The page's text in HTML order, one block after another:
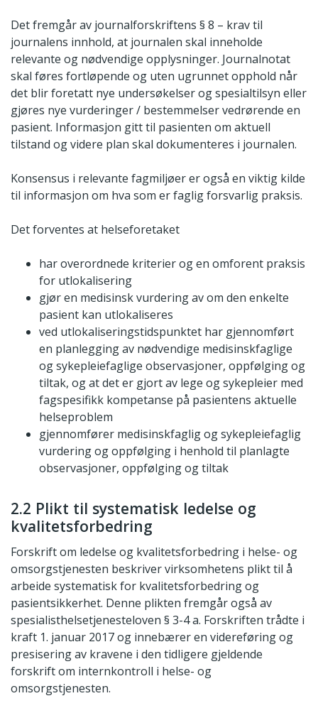
Det fremgår av journalforskriftens § 8 – krav til
journalens innhold, at journalen skal inneholde
relevante og nødvendige opplysninger. Journalnotat
skal føres fortløpende og uten ugrunnet opphold når
det blir foretatt nye undersøkelser og spesialtilsyn eller
gjøres nye vurderinger / bestemmelser vedrørende en
pasient. Informasjon gitt til pasienten om aktuell
tilstand og videre plan skal dokumenteres i journalen.
Konsensus i relevante fagmiljøer er også en viktig kilde
til informasjon om hva som er faglig forsvarlig praksis.
Det forventes at helseforetaket
har overordnede kriterier og en omforent praksis
for utlokalisering
gjør en medisinsk vurdering av om den enkelte
pasient kan utlokaliseres
ved utlokaliseringstidspunktet har gjennomført
en planlegging av nødvendige medisinskfaglige
og sykepleiefaglige observasjoner, oppfølging og
tiltak, og at det er gjort av lege og sykepleier med
fagspesifikk kompetanse på pasientens aktuelle
helseproblem
gjennomfører medisinskfaglig og sykepleiefaglig
vurdering og oppfølging i henhold til planlagte
observasjoner, oppfølging og tiltak
2.2 Plikt til systematisk ledelse og
kvalitetsforbedring
Forskrift om ledelse og kvalitetsforbedring i helse- og
omsorgstjenesten beskriver virksomhetens plikt til å
arbeide systematisk for kvalitetsforbedring og
pasientsikkerhet. Denne plikten fremgår også av
spesialisthelsetjenesteloven § 3-4 a. Forskriften trådte i
kraft 1. januar 2017 og innebærer en videreføring og
presisering av kravene i den tidligere gjeldende
forskrift om internkontroll i helse- og
omsorgstjenesten.